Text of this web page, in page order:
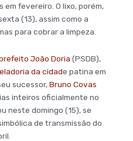
fevereiro. O lixo, porém,
(13), assim como a
para cobrar a limpeza.
João Doria (PSDB),
da cidade patina em
sucessor,Bruno Covas
inteiros oficialmente no
neste domingo (15), se
de transmissão do